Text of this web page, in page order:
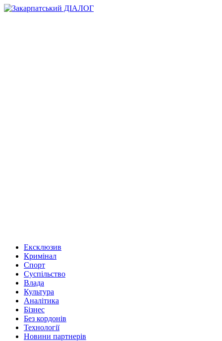
Ексклюзив
Кримінал
Спорт
Суспільство
Влада
Культура
Аналітика
Бізнес
Без кордонів
Технології
Новини партнерів